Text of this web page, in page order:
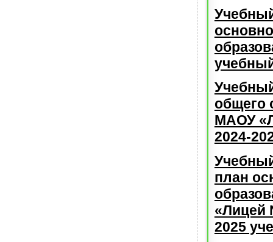
общего
МАОУ
2024-
план
«Лицей
2025